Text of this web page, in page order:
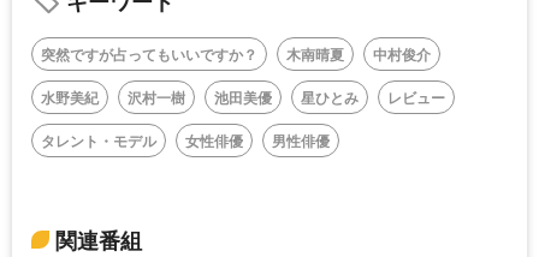
突然ですが占ってもいいですか？ 木南晴夏
中村俊介
水野美紀
沢村一樹 池田美優 星ひとみ
レビュー
タレント・モデル
女性俳優 男性俳優
関連番組